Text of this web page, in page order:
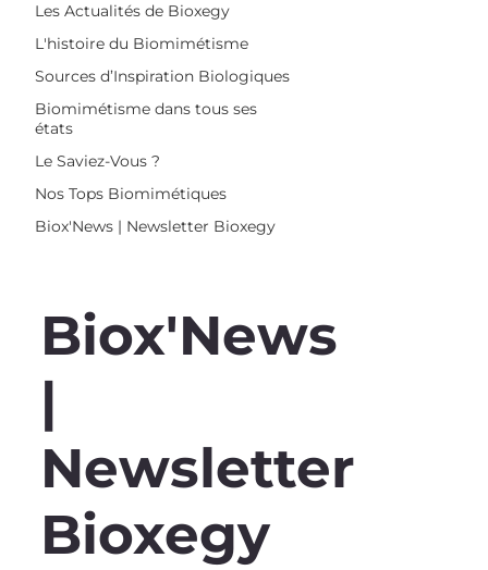
Les Actualités de Bioxegy
L'histoire du Biomimétisme
Sources d’Inspiration Biologiques
Biomimétisme dans tous ses
états
Le Saviez-Vous ?
Nos Tops Biomimétiques
Biox'News | Newsletter Bioxegy
Biox'News
|
Newsletter
Bioxegy